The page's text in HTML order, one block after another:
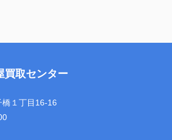
買取センター
橋１丁目16-16